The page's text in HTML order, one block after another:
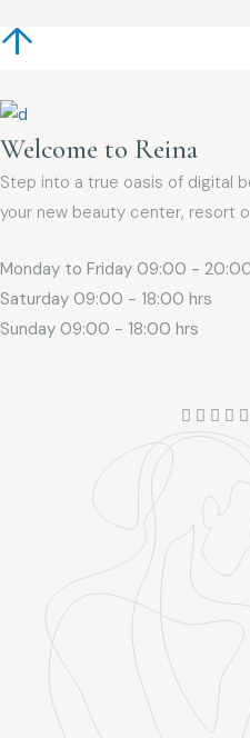
Welcome to Reina
Step into a true oasis of digital
your new beauty center, resort
Monday to Friday 09:00 -
Saturday 09:00 - 18:00 hrs
Sunday 09:00 - 18:00 hrs